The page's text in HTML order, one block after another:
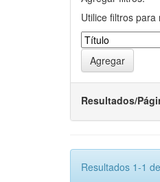
Utilice filtros
Resultados/
Resultados 1-1